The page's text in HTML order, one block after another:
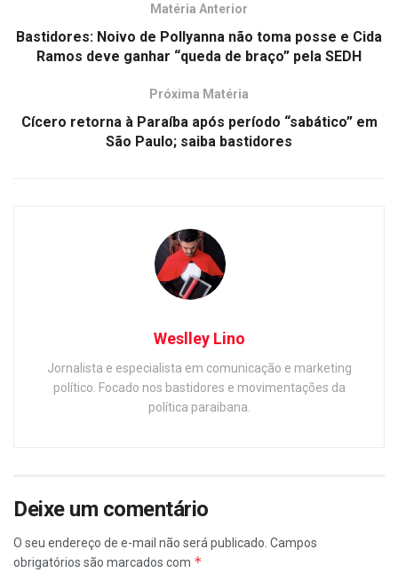
Matéria Anterior
Bastidores: Noivo de Pollyanna não toma posse e Cida
Ramos deve ganhar “queda de braço” pela SEDH
Próxima Matéria
Cícero retorna à Paraíba após período “sabático” em
São Paulo; saiba bastidores
Weslley Lino
Jornalista e especialista em comunicação e marketing
político. Focado nos bastidores e movimentações da
política paraibana.
Deixe um comentário
O seu endereço de e-mail não será publicado. Campos
obrigatórios são marcados com *